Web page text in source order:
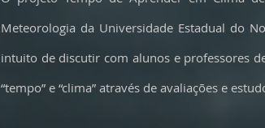
Meteorologia da Universidade Estadual do
intuito de discutir com alunos e professores
“tempo” e “clima” através de avaliações e